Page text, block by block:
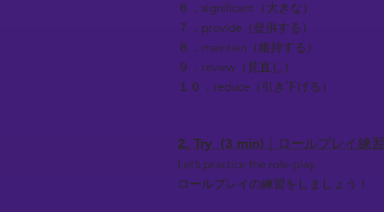
６．significant（大きな）
７．provide（提供する）
８．maintain（維持する）
９．review（見直し）
１０．reduce（引き下げる）
2. Try (3 min)｜ロールプレイ練習
Let’s practice the role-play.
ロールプレイの練習をしましょう！